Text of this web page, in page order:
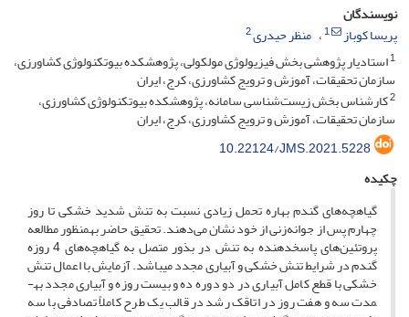
نویسندگان
پریسا کوباز
1 منظر حیدری2
1استادیار پژوهشی بخش فیزیولوژی مولکولی، پژوهشکده بیوتکنولوژی کشاورزی،
سازمان تحقیقات، آموزش و ترویج کشاورزی، کرج، ایران
2کارشناس بخش زیست‌شناسی سامانه، پژوهشکده بیوتکنولوژی کشاورزی،
سازمان تحقیقات، آموزش و ترویج کشاورزی، کرج، ایران
10.22124/JMS.2021.5228
چکیده
گیاهچه‌های گندم بهاره تحمل زیادی نسبت به تنش شدید خشکی تا روز
چهارم پس از جوانه‌زنی از خود نشان می‌دهند. تحقیق حاضر به­منظور مطالعه
پروتئین‌های پاسخ­دهنده به تنش در بذور متصل به گیاهچه‌های 4 روزه
گندم در شرایط تنش خشکی و آبیاری مجدد می­باشد. آزمایش با اعمال تنش
خشکی با قطع کامل آبیاری در دو دوره ده و بیست روزه و آبیاری مجدد به­
مدت سه و هفت روز در اتاقک رشد در قالب یک طرح کاملاً تصادفی با سه